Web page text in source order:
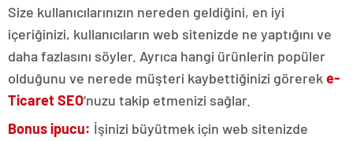
Size kullanıcılarınızın nereden geldiğini, en iyi
içeriğinizi, kullanıcıların web sitenizde ne yaptığını ve
daha fazlasını söyler. Ayrıca hangi ürünlerin popüler
olduğunu ve nerede müşteri kaybettiğinizi görerek e-
Ticaret SEO‘nuzu takip etmenizi sağlar.
Bonus ipucu: İşinizi büyütmek için web sitenizde